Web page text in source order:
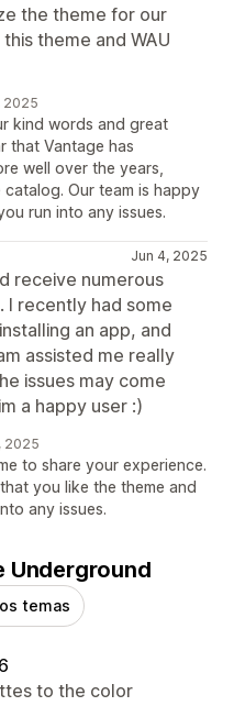
the theme for our
theme and WAU
2025
kind words and great
that Vantage has
well over the years,
Our team is happy
run into any issues.
Jun 4, 2025
receive numerous
I recently had some
an app, and
assisted me really
issues may come
a happy user :)
2025
to share your experience.
you like the theme and
any issues.
Underground
temas
to the color